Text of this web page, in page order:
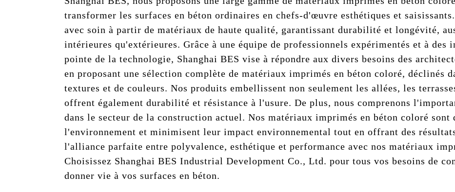
transformer les surfaces en béton ordinaires en chefs-d'œuvre esthétiques et
avec soin à partir de matériaux de haute qualité, garantissant durabilité et longévité,
intérieures qu'extérieures. Grâce à une équipe de professionnels expérimentés et à
pointe de la technologie, Shanghai BES vise à répondre aux divers besoins des
en proposant une sélection complète de matériaux imprimés en béton coloré, déclinés
textures et de couleurs. Nos produits embellissent non seulement les allées, les
offrent également durabilité et résistance à l'usure. De plus, nous comprenons
dans le secteur de la construction actuel. Nos matériaux imprimés en béton coloré sont
l'environnement et minimisent leur impact environnemental tout en offrant des
l'alliance parfaite entre polyvalence, esthétique et performance avec nos matériaux
Choisissez Shanghai BES Industrial Development Co., Ltd. pour tous vos besoins de
donner vie à vos surfaces en béton.